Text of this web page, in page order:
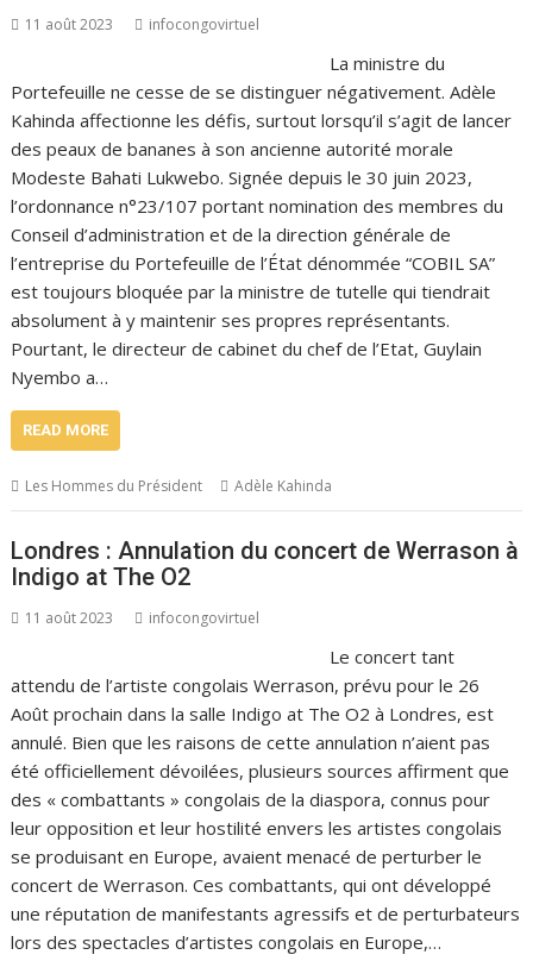
11 août 2023 infocongovirtuel
La ministre du
Portefeuille ne cesse de se distinguer négativement. Adèle
Kahinda affectionne les défis, surtout lorsqu’il s’agit de lancer
des peaux de bananes à son ancienne autorité morale
Modeste Bahati Lukwebo. Signée depuis le 30 juin 2023,
l’ordonnance n°23/107 portant nomination des membres du
Conseil d’administration et de la direction générale de
l’entreprise du Portefeuille de l’État dénommée “COBIL SA”
est toujours bloquée par la ministre de tutelle qui tiendrait
absolument à y maintenir ses propres représentants.
Pourtant, le directeur de cabinet du chef de l’Etat, Guylain
Nyembo a…
READ MORE
Les Hommes du Président Adèle Kahinda
Londres : Annulation du concert de Werrason à
Indigo at The O2
11 août 2023 infocongovirtuel
Le concert tant
attendu de l’artiste congolais Werrason, prévu pour le 26
Août prochain dans la salle Indigo at The O2 à Londres, est
annulé. Bien que les raisons de cette annulation n’aient pas
été officiellement dévoilées, plusieurs sources affirment que
des « combattants » congolais de la diaspora, connus pour
leur opposition et leur hostilité envers les artistes congolais
se produisant en Europe, avaient menacé de perturber le
concert de Werrason. Ces combattants, qui ont développé
une réputation de manifestants agressifs et de perturbateurs
lors des spectacles d’artistes congolais en Europe,…